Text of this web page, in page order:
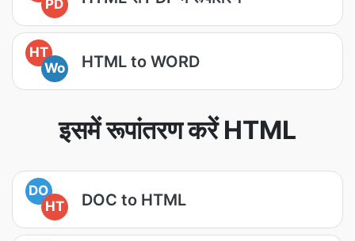
PD
HT
Wo
HTML to WORD
इसमें रूपांतरण करें HTML
DO
HT
DOC to HTML